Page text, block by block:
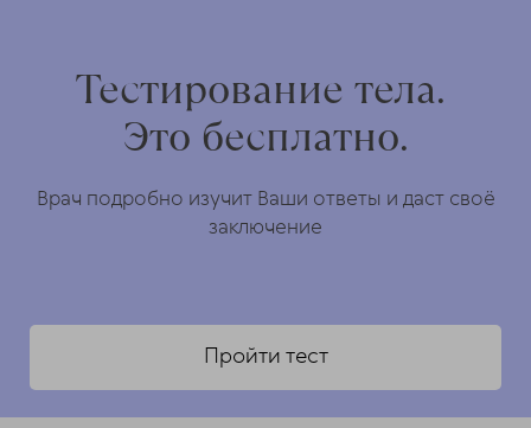
Тестирование тела.
Это бесплатно.
Врач подробно изучит Ваши ответы и даст своё
заключение
Пройти тест